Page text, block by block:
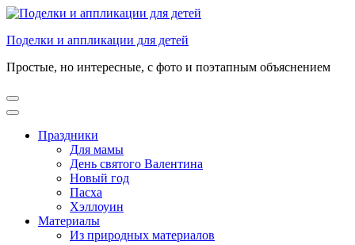
Перейти
содержимому
Enter)
Поделки и аппликации для детей
Простые, но интересные, с фото и поэтапным объяснением
Праздники
Для мамы
День святого Валентина
Новый год
Пасха
Хэллоуин
Материалы
Из природных материалов